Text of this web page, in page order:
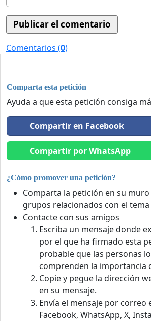
Comentarios (0)
Comparta esta petición
Ayuda a que esta petición consiga
Compartir en Facebook
Compartir por WhatsApp
¿Cómo promover una petición?
Comparta la petición en su muro
grupos relacionados con el
Contacte con sus amigos
Escriba un mensaje donde
por el que ha firmado esta
probable que las personas
comprenden la importancia
Copie y pegue la dirección
en su mensaje.
Envía el mensaje por correo
Facebook, WhatsApp, X,